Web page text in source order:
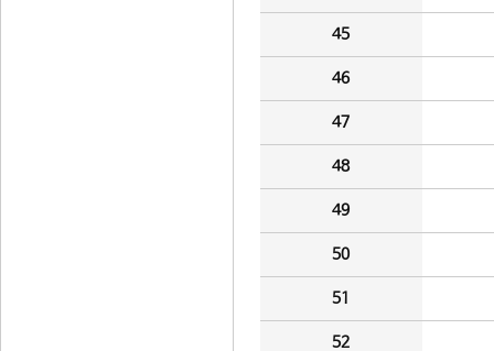
45
46
47
48
49
50
51
52